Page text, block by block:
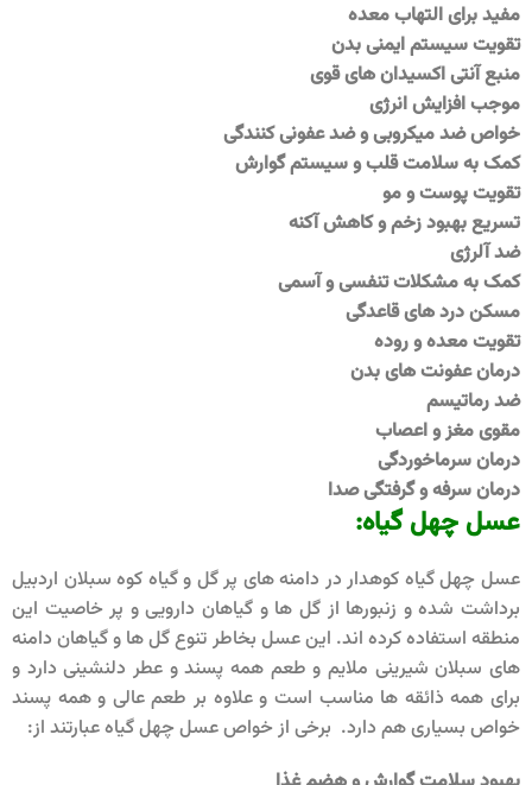
مفید برای التهاب معده
تقویت سیستم ایمنی بدن
منبع آنتی اکسیدان های قوی
موجب افزایش انرژی
خواص ضد میکروبی و ضد عفونی کنندگی
کمک به سلامت قلب و سیستم گوارش
تقویت پوست و مو
تسریع بهبود زخم و کاهش آکنه
ضد آلرژی
کمک به مشکلات تنفسی و آسمی
مسکن درد های قاعدگی
تقویت معده و روده
درمان عفونت های بدن
ضد رماتیسم
مقوی مغز و اعصاب
درمان سرماخوردگی
درمان سرفه و گرفتگی صدا
عسل چهل گیاه:
عسل چهل گیاه کوهدار در دامنه های پر گل و گیاه کوه سبلان اردبیل
برداشت شده و زنبورها از گل ها و گیاهان دارویی و پر خاصیت این
منطقه استفاده کرده اند. این عسل بخاطر تنوع گل ها و گیاهان دامنه
های سبلان شیرینی ملایم و طعم همه پسند و عطر دلنشینی دارد و
برای همه ذائقه ها مناسب است و علاوه بر طعم عالی و همه پسند
خواص بسیاری هم دارد. برخی از خواص عسل چهل گیاه عبارتند از: